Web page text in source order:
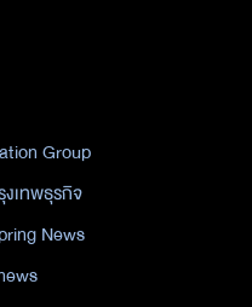
Group
งเทพธุรกิจ
News